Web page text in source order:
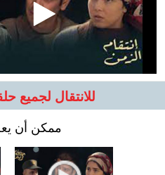
للانتقال لجميع
ممكن أن